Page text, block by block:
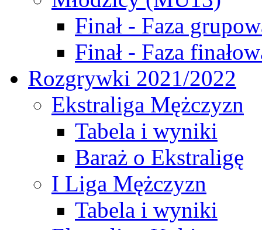
Finał - Faza
Finał - Faza
Rozgrywki 2021/2022
Ekstraliga Mężczyzn
Tabela i wyniki
Baraż o Ekstraligę
I Liga Mężczyzn
Tabela i wyniki